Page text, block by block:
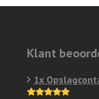
Klant
1x